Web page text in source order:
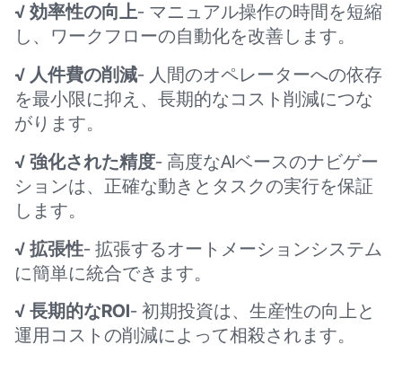
√ 効率性の向上- マニュアル操作の時間を短縮
し、ワークフローの自動化を改善します。
√ 人件費の削減- 人間のオペレーターへの依存
を最小限に抑え、長期的なコスト削減につな
がります。
√ 強化された精度- 高度なAIベースのナビゲー
ションは、正確な動きとタスクの実行を保証
します。
√ 拡張性- 拡張するオートメーションシステム
に簡単に統合できます。
√ 長期的なROI- 初期投資は、生産性の向上と
運用コストの削減によって相殺されます。